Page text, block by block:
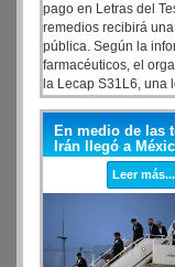
pago en Letras del
remedios recibirá
pública. Según la
farmacéuticos, el
la Lecap S31L6, una
31 de julio de 2026.
En medio de las
Irán llegó a
Leer más...